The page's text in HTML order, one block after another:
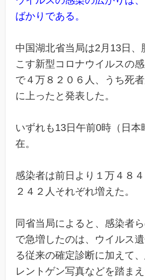
ばかりである。
中国湖北省当局は2月13日、
こす新型コロナウイルスの
で４万８２０６人、うち死
に上ったと発表した。
いずれも13日午前0時（日本
在。
感染者は前日より１万４８
２４２人それぞれ増えた。
同省当局によると、感染者
で急増したのは、ウイルス
る従来の確定診断に加えて
レントゲン写真などを踏ま